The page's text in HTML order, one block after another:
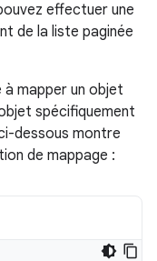
effectuer une
de la liste paginée
mapper un objet
spécifiquement
dessous montre
de mappage :